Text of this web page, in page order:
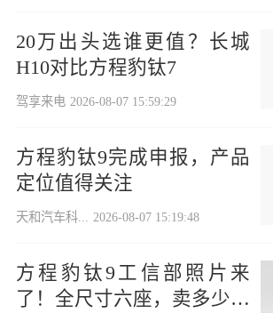
20万出头选谁更值？长城
H10对比方程豹钛7
驾享来电 2026-08-07 15:59:29
方程豹钛9完成申报，产品
定位值得关注
天和汽车科... 2026-08-07 15:19:48
方程豹钛9工信部照片来
了！全尺寸六座，卖多少钱